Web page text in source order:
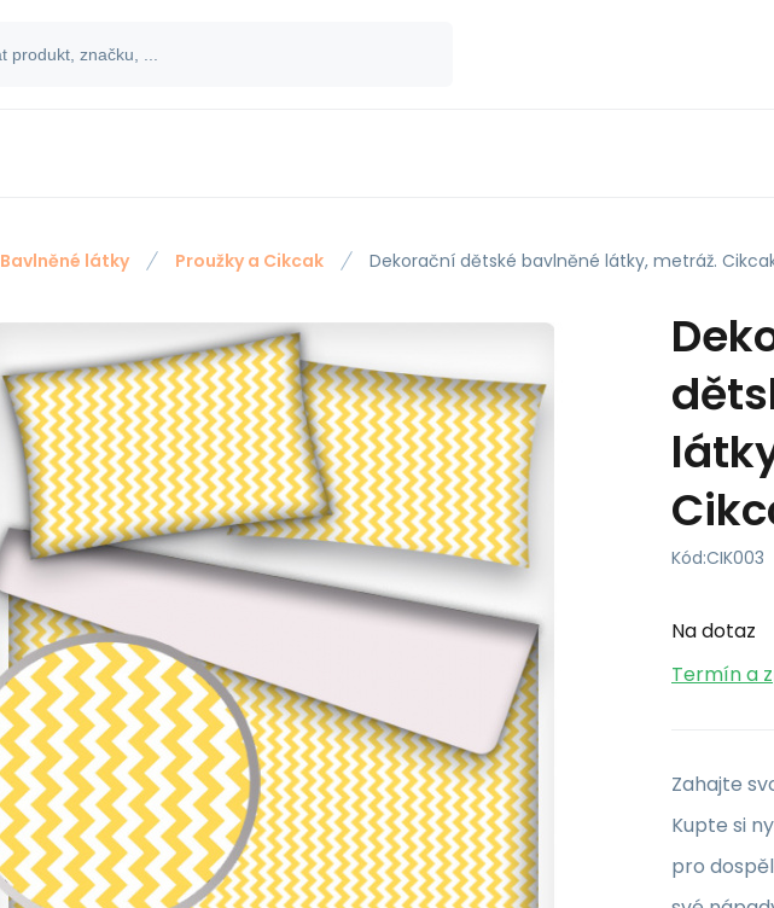
Bavlněné látky Proužky a Cikcak Dekorační dětské bavlněné látky, metráž.
Kód:CIK003
Na dotaz
Termín a
Zahajte
Kupte si
pro